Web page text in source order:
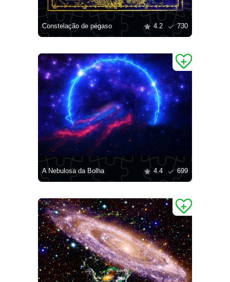
Constelação de pégaso 4.2 730
A Nebulosa da Bolha 4.4 699